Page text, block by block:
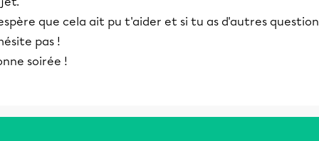
que cela ait pu t'aider et si tu as d'autres
pas !
soirée !